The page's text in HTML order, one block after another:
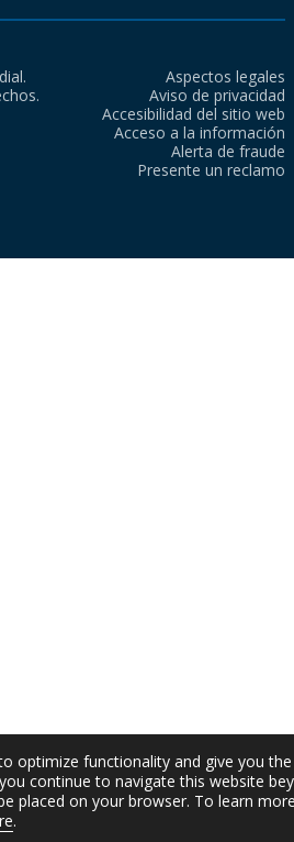
Aspectos legales
Aviso de privacidad
Accesibilidad del sitio web
Acceso a la información
Alerta de fraude
Presente un reclamo
optimize functionality and give you
continue to navigate this website
placed on your browser. To learn
.